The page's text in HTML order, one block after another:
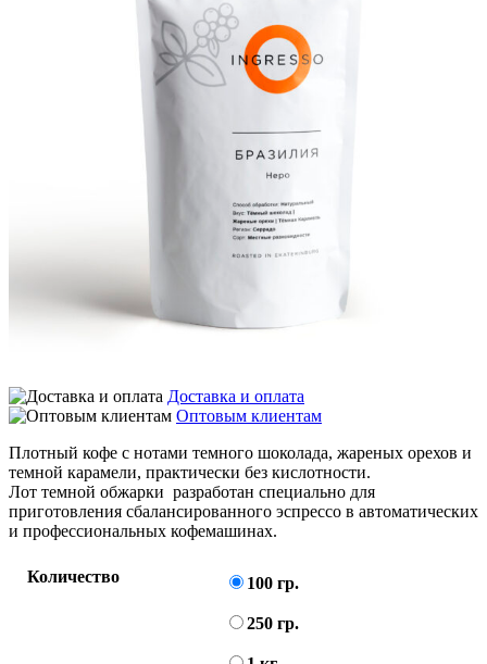
Доставка и оплата
Оптовым клиентам
Плотный кофе с нотами темного шоколада, жареных орехов и
темной карамели, практически без кислотности.
Лот темной обжарки разработан специально для
приготовления сбалансированного эспрессо в автоматических
и профессиональных кофемашинах.
Количество 100 гр.
250 гр.